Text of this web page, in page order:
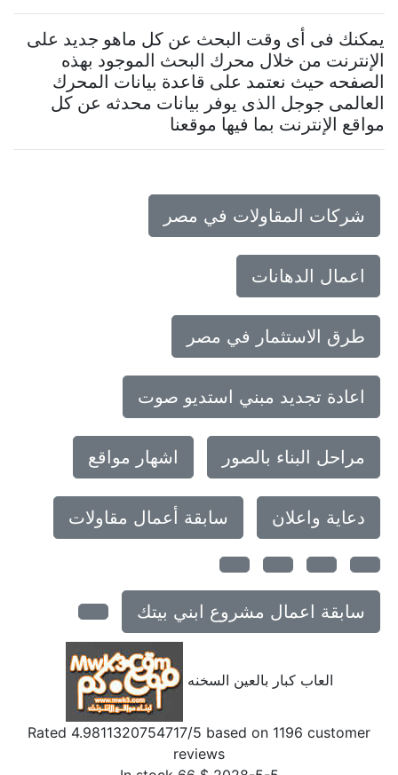
يمكنك فى أى وقت البحث عن كل ماهو جديد على
الإنترنت من خلال محرك البحث الموجود بهذه
الصفحه حيث نعتمد على قاعدة بيانات المحرك
العالمى جوجل الذى يوفر بيانات محدثه عن كل
مواقع الإنترنت بما فيها موقعنا
شركات المقاولات في مصر
اعمال الدهانات
طرق الاستثمار في مصر
اعادة تجديد مبني استديو صوت
مراحل البناء بالصور اشهار مواقع
دعاية واعلان سابقة أعمال مقاولات
سابقة اعمال مشروع ابني بيتك
العاب كبار بالعين السخنه
Rated4.9811320754717 /5 based on1196customer
reviews